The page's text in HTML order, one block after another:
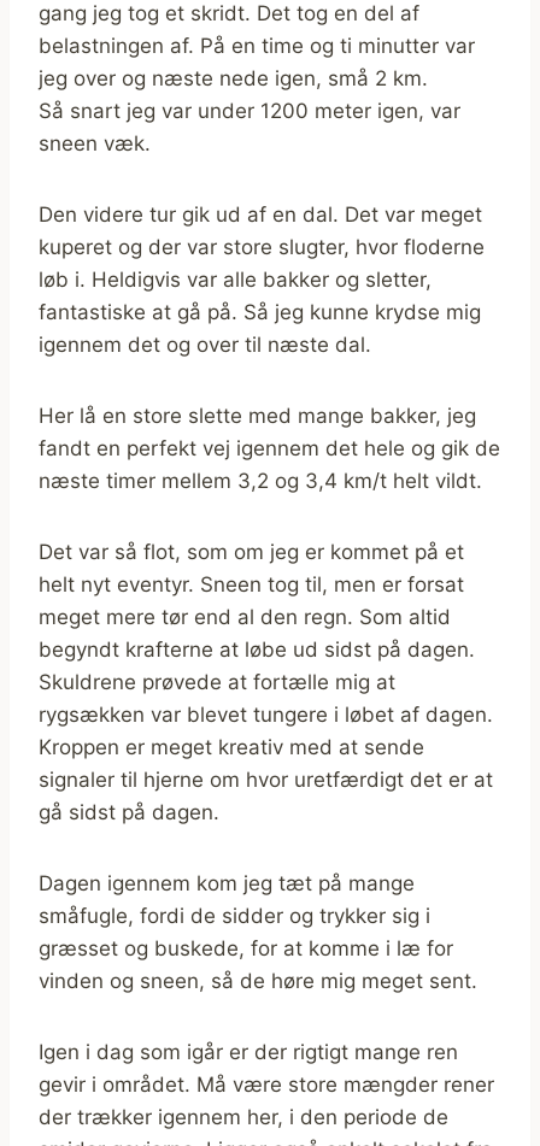
gang jeg tog et skridt. Det tog en del af
belastningen af. På en time og ti minutter var
jeg over og næste nede igen, små 2 km.
Så snart jeg var under 1200 meter igen, var
sneen væk.
Den videre tur gik ud af en dal. Det var meget
kuperet og der var store slugter, hvor floderne
løb i. Heldigvis var alle bakker og sletter,
fantastiske at gå på. Så jeg kunne krydse mig
igennem det og over til næste dal.
Her lå en store slette med mange bakker, jeg
fandt en perfekt vej igennem det hele og gik de
næste timer mellem 3,2 og 3,4 km/t helt vildt.
Det var så flot, som om jeg er kommet på et
helt nyt eventyr. Sneen tog til, men er forsat
meget mere tør end al den regn. Som altid
begyndt krafterne at løbe ud sidst på dagen.
Skuldrene prøvede at fortælle mig at
rygsækken var blevet tungere i løbet af dagen.
Kroppen er meget kreativ med at sende
signaler til hjerne om hvor uretfærdigt det er at
gå sidst på dagen.
Dagen igennem kom jeg tæt på mange
småfugle, fordi de sidder og trykker sig i
græsset og buskede, for at komme i læ for
vinden og sneen, så de høre mig meget sent.
Igen i dag som igår er der rigtigt mange ren
gevir i området. Må være store mængder rener
der trækker igennem her, i den periode de